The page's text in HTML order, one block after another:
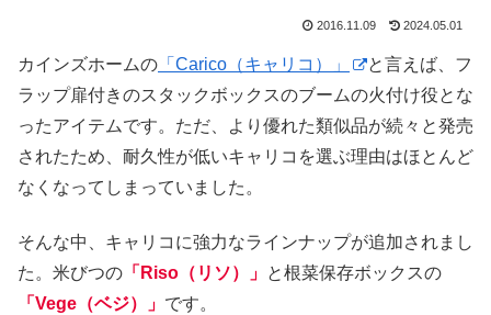
2016.11.09 2024.05.01
カインズホームの 「Carico（キャリコ）」
と言えば、フ
ラップ扉付きのスタックボックスのブームの火付け役とな
ったアイテムです。ただ、より優れた類似品が続々と発売
されたため、耐久性が低いキャリコを選ぶ理由はほとんど
なくなってしまっていました。
そんな中、キャリコに強力なラインナップが追加されまし
た。米びつの 「Riso（リソ）」 と根菜保存ボックスの
「Vege（ベジ）」 です。